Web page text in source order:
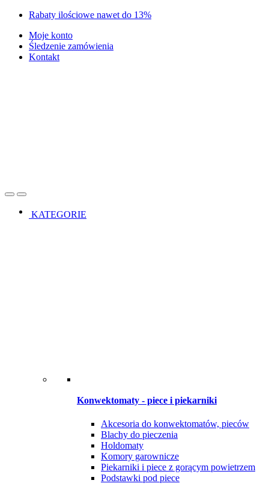
Skip
navigation
Skip
content
Rabaty ilościowe nawet do 13%
Moje konto
Śledzenie zamówienia
Kontakt
OpenClose
KATEGORIE
Konwektomaty - piece i piekarniki
Akcesoria do konwektomatów, pieców
Blachy do pieczenia
Holdomaty
Komory garownicze
Piekarniki i piece z gorącym powietrzem
Podstawki pod piece